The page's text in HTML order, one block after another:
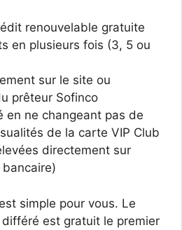
renouvelable gratuite
en plusieurs fois (3, 5 ou
sur le site ou
prêteur Sofinco
en ne changeant pas de
de la carte VIP Club
directement sur
simple pour vous. Le
est gratuit le premier